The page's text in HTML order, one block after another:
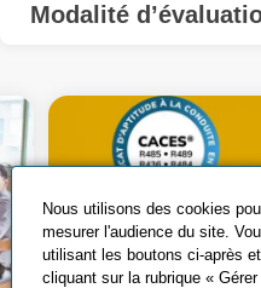
Modalité
Nous utilisons des cookies
mesurer l'audience du site.
utilisant les boutons ci-après
cliquant sur la rubrique «